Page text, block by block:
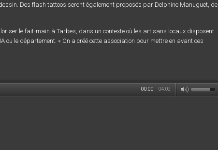
Des flash tattoos seront également proposés par Delphine Manuguet, de
le fait-main à Tarbes, dans un contexte où les artisans locaux disposent
le département. « On a créé cette association pour mettre en avant ces
04:02
00:00